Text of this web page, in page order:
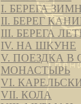
I. БЕРЕГА
II. БЕРЕГ
III. БЕРЕГА
IV. НА ШКУНЕ
V. ПОЕЗДКА
МОНАСТЫРЬ
VI.
VII. КОЛА